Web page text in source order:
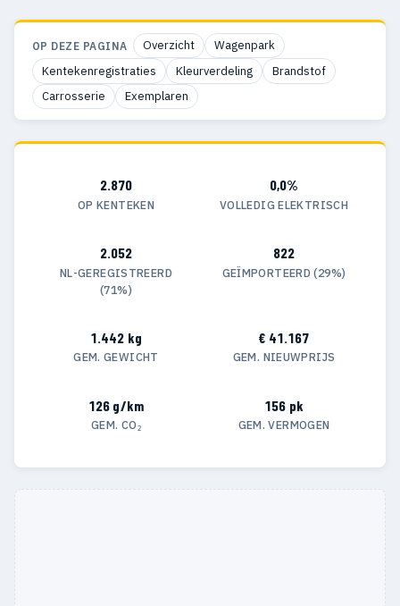
OP DEZE PAGINA Overzicht
Wagenpark
Kentekenregistraties
Kleurverdeling
Brandstof
Carrosserie
Exemplaren
2.870
OP KENTEKEN
0,0%
VOLLEDIG ELEKTRISCH
2.052
NL-GEREGISTREERD
(71%)
822
GEÏMPORTEERD (29%)
1.442 kg
GEM. GEWICHT
€ 41.167
GEM. NIEUWPRIJS
126 g/km
GEM. CO₂
156 pk
GEM. VERMOGEN